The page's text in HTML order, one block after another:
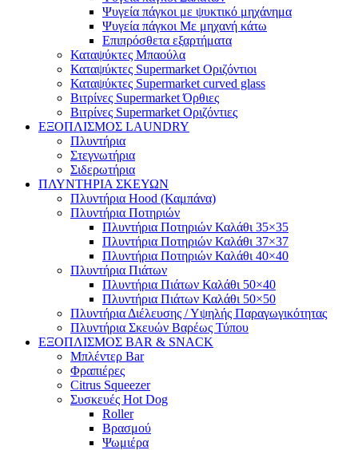
Ψυγεία πάγκοι με ψυκτικό μηχάνημα
Ψυγεία πάγκοι Με μηχανή κάτω
Επιπρόσθετα εξαρτήματα
Καταψύκτες Μπαούλα
Καταψύκτες Supermarket Οριζόντιοι
Καταψύκτες Supermarket curved glass
Βιτρίνες Supermarket Όρθιες
Βιτρίνες Supermarket Οριζόντιες
ΕΞΟΠΛΙΣΜΟΣ LAUNDRY
Πλυντήρια
Στεγνωτήρια
Σιδερωτήρια
ΠΛΥΝΤΗΡΙΑ ΣΚΕΥΩΝ
Πλυντήρια Hood (Καμπάνα)
Πλυντήρια Ποτηριών
Πλυντήρια Ποτηριών Καλάθι 35×35
Πλυντήρια Ποτηριών Καλάθι 37×37
Πλυντήρια Ποτηριών Καλάθι 40×40
Πλυντήρια Πιάτων
Πλυντήρια Πιάτων Καλάθι 50×40
Πλυντήρια Πιάτων Καλάθι 50×50
Πλυντήρια Διέλευσης / Υψηλής Παραγωγικότητας
Πλυντήρια Σκευών Βαρέως Τύπου
ΕΞΟΠΛΙΣΜΟΣ BAR & SNACK
Μπλέντερ Bar
Φραπιέρες
Citrus Squeezer
Συσκευές Hot Dog
Roller
Βρασμού
Ψωμιέρα